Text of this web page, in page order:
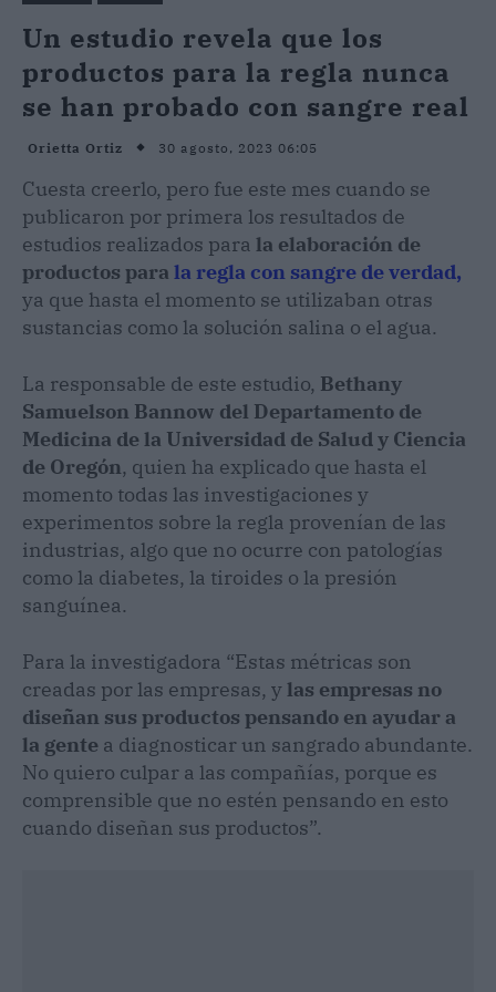
Un estudio revela que los
productos para la regla nunca
se han probado con sangre real
Orietta Ortiz 30 agosto, 2023 06:05
Cuesta creerlo, pero fue este mes cuando se
publicaron por primera los resultados de
estudios realizados para la elaboración de
productos para la regla con sangre de verdad,
ya que hasta el momento se utilizaban otras
sustancias como la solución salina o el agua.
La responsable de este estudio, Bethany
Samuelson Bannow del Departamento de
Medicina de la Universidad de Salud y Ciencia
de Oregón, quien ha explicado que hasta el
momento todas las investigaciones y
experimentos sobre la regla provenían de las
industrias, algo que no ocurre con patologías
como la diabetes, la tiroides o la presión
sanguínea.
Para la investigadora “Estas métricas son
creadas por las empresas, ylas empresas no
diseñan sus productos pensando en ayudar a
la gente a diagnosticar un sangrado abundante.
No quiero culpar a las compañías, porque es
comprensible que no estén pensando en esto
cuando diseñan sus productos”.